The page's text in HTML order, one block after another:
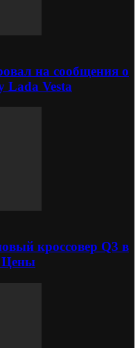
на сообщения о
Lada Vesta
кроссовер Q3 в
Цены